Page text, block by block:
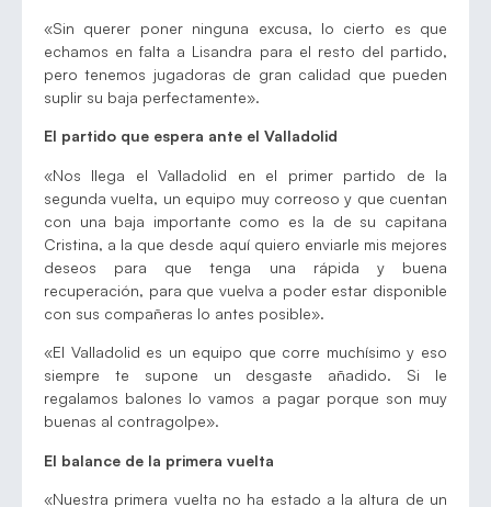
«Sin querer poner ninguna excusa, lo cierto es que
echamos en falta a Lisandra para el resto del partido,
pero tenemos jugadoras de gran calidad que pueden
suplir su baja perfectamente».
El partido que espera ante el Valladolid
«Nos llega el Valladolid en el primer partido de la
segunda vuelta, un equipo muy correoso y que cuentan
con una baja importante como es la de su capitana
Cristina, a la que desde aquí quiero enviarle mis mejores
deseos para que tenga una rápida y buena
recuperación, para que vuelva a poder estar disponible
con sus compañeras lo antes posible».
«El Valladolid es un equipo que corre muchísimo y eso
siempre te supone un desgaste añadido. Si le
regalamos balones lo vamos a pagar porque son muy
buenas al contragolpe».
El balance de la primera vuelta
«Nuestra primera vuelta no ha estado a la altura de un